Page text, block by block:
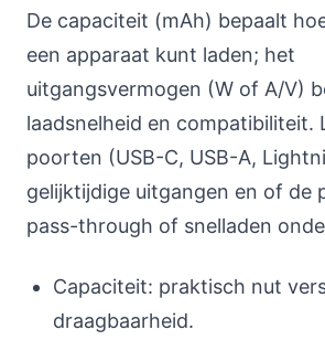
De capaciteit (mAh) bepaalt
een apparaat kunt laden; het
uitgangsvermogen (W of A/V)
laadsnelheid en compatibiliteit.
poorten (USB-C, USB-A,
gelijktijdige uitgangen en of de
pass-through of snelladen
Capaciteit: praktisch nut
draagbaarheid.